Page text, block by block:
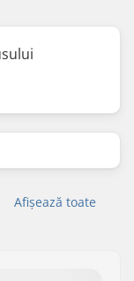
Afișează toate